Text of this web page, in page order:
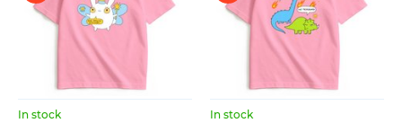
In stock In stock